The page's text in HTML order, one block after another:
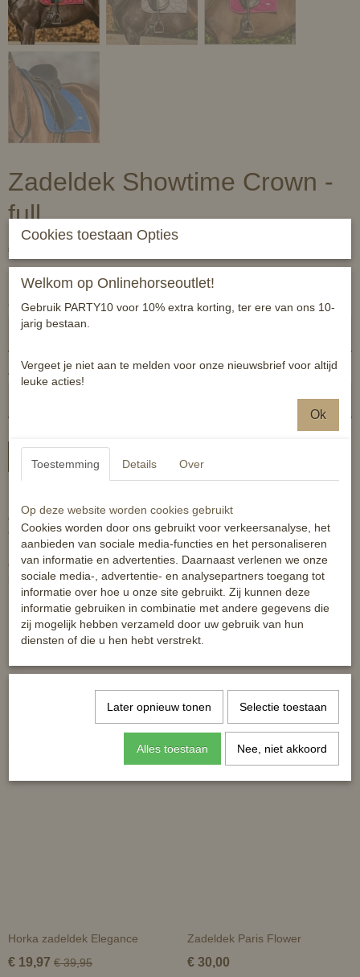
Zadeldek Showtime Crown -
full
€ 47,95
Op voorraad
Crown
Aantal
Anatomisch zadel dek met een mooie pasvorm
onder het zadel. Katoenen buitenstof met gestept
St logo. Binnenzijde van dit dek is
gevoerd met cool Max voering. Dit voor een
betere vocht opname en warmte regulerend
Met 2 kleurig fantasie koord
Reacties
Horka zadeldek Elegance
€ 19,97 € 39,95
Zadeldek Paris Flower
€ 30,00
Cookies toestaan Opties
Welkom op Onlinehorseoutlet!
Gebruik PARTY10 voor 10% extra korting, ter ere van ons 10-
jarig bestaan.
Vergeet je niet aan te melden voor onze nieuwsbrief voor altijd
leuke acties!
Ok
Toestemming Details Over
Op deze website worden cookies gebruikt
Cookies worden door ons gebruikt voor verkeersanalyse, het
aanbieden van sociale media-functies en het personaliseren
van informatie en advertenties. Daarnaast verlenen we onze
sociale media-, advertentie- en analysepartners toegang tot
informatie over hoe u onze site gebruikt. Zij kunnen deze
informatie gebruiken in combinatie met andere gegevens die
zij mogelijk hebben verzameld door uw gebruik van hun
diensten of die u hen hebt verstrekt.
Later opnieuw tonen Selectie toestaan
Alles toestaan Nee, niet akkoord